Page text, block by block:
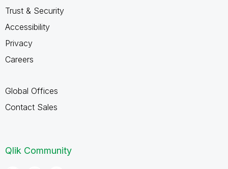
Trust & Security
Accessibility
Privacy
Careers
Global Offices
Contact Sales
Qlik Community